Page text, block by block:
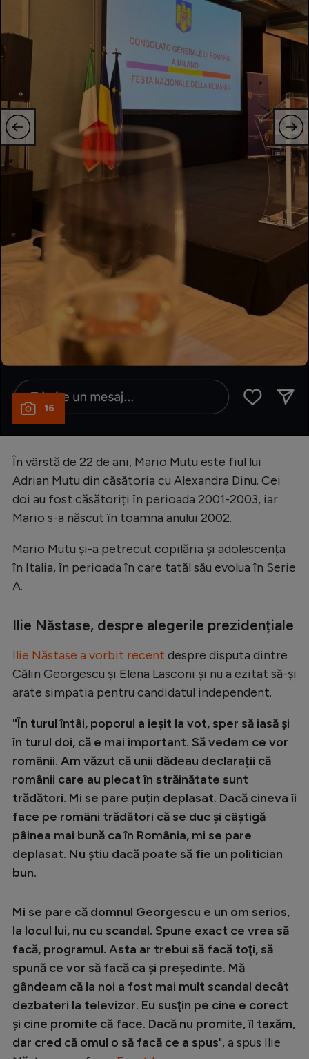
16
În vârstă de 22 de ani, Mario Mutu este fiul lui
Adrian Mutu din căsătoria cu Alexandra Dinu. Cei
doi au fost căsătoriți în perioada 2001-2003, iar
Mario s-a născut în toamna anului 2002.
Mario Mutu și-a petrecut copilăria și adolescența
în Italia, în perioada în care tatăl său evolua în Serie
A.
Ilie Năstase, despre alegerile prezidențiale
Ilie Năstase a vorbit recent despre disputa dintre
Călin Georgescu și Elena Lasconi și nu a ezitat să-și
arate simpatia pentru candidatul independent.
"În turul întâi, poporul a ieșit la vot, sper să iasă și
în turul doi, că e mai important. Să vedem ce vor
românii. Am văzut că unii dădeau declarații că
românii care au plecat în străinătate sunt
trădători. Mi se pare puțin deplasat. Dacă cineva îi
face pe români trădători că se duc și câștigă
pâinea mai bună ca în România, mi se pare
deplasat. Nu știu dacă poate să fie un politician
bun.
Mi se pare că domnul Georgescu e un om serios,
la locul lui, nu cu scandal. Spune exact ce vrea să
facă, programul. Asta ar trebui să facă toţi, să
spună ce vor să facă ca şi preşedinte. Mă
gândeam că la noi a fost mai mult scandal decât
dezbateri la televizor. Eu susţin pe cine e corect
şi cine promite că face. Dacă nu promite, îl taxăm,
dar cred că omul o să facă ce a spus", a spus Ilie